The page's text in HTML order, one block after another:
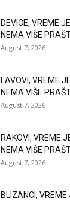
DEVICE, VREME
NEMA VIŠE
August 7, 2026
LAVOVI, VREME
NEMA VIŠE
August 7, 2026
RAKOVI, VREME
NEMA VIŠE
August 7, 2026
BLIZANCI,